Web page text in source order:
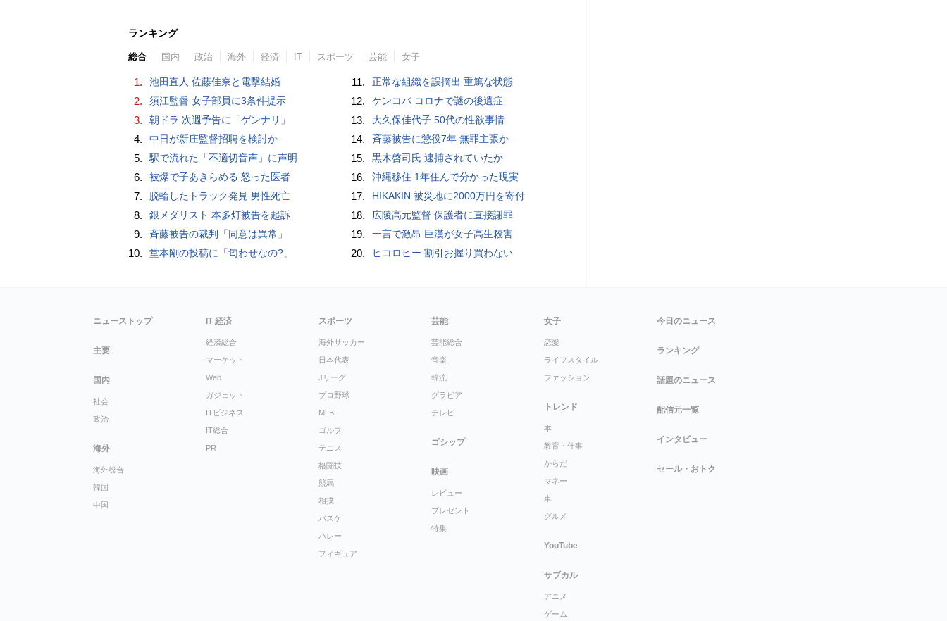
ランキング
総合 国内 政治 海外 経済 IT スポーツ 芸能 女子
1. 池田直人 佐藤佳奈と電撃結婚
2. 須江監督 女子部員に3条件提示
3. 朝ドラ 次週予告に「ゲンナリ」
4. 中日が新庄監督招聘を検討か
5. 駅で流れた「不適切音声」に声明
6. 被爆で子あきらめる 怒った医者
7. 脱輪したトラック発見 男性死亡
8. 銀メダリスト 本多灯被告を起訴
9. 斉藤被告の裁判「同意は異常」
10. 堂本剛の投稿に「匂わせなの?」
11. 正常な組織を誤摘出 重篤な状態
12. ケンコバ コロナで謎の後遺症
13. 大久保佳代子 50代の性欲事情
14. 斉藤被告に懲役7年 無罪主張か
15. 黒木啓司氏 逮捕されていたか
16. 沖縄移住 1年住んで分かった現実
17. HIKAKIN 被災地に2000万円を寄付
18. 広陵高元監督 保護者に直接謝罪
19. 一言で激昂 巨漢が女子高生殺害
20. ヒコロヒー 割引お握り買わない
ニューストップ
主要
国内
社会
政治
海外
海外総合
韓国
中国
IT 経済
経済総合
マーケット
Web
ガジェット
ITビジネス
IT総合
PR
スポーツ
海外サッカー
日本代表
Jリーグ
プロ野球
MLB
ゴルフ
テニス
格闘技
競馬
相撲
バスケ
バレー
フィギュア
芸能
芸能総合
音楽
韓流
グラビア
テレビ
ゴシップ
映画
レビュー
プレゼント
特集
女子
恋愛
ライフスタイル
ファッション
トレンド
本
教育・仕事
からだ
マネー
車
グルメ
YouTube
サブカル
アニメ
ゲーム
今日のニュース
ランキング
話題のニュース
配信元一覧
インタビュー
セール・おトク